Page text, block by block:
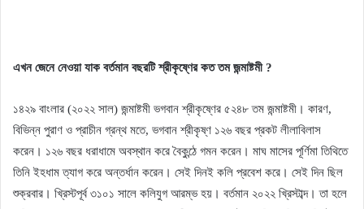
এখন জেনে নেওয়া যাক বর্তমান বছরটি শ্রীকৃষ্ণের কত তম জন্মাষ্টমী ?
১৪২৯ বাংলার (২০২২ সাল) জন্মাষ্টমী ভগবান শ্রীকৃষ্ণের ৫২৪৮ তম জন্মাষ্টমী। কারণ,
বিভিন্ন পুরাণ ও প্রাচীন গ্রন্থ মতে, ভগবান শ্রীকৃষ্ণ ১২৬ বছর প্রকট লীলাবিলাস
করেন। ১২৬ বছর ধরাধামে অবস্থান করে বৈকুন্ঠে গমন করেন। মাঘ মাসের পূর্ণিমা তিথিতে
তিনি ইহধাম ত্যাগ করে অন্তর্ধান করেন। সেই দিনই কলি প্রবেশ করে। সেই দিন ছিল
শুক্রবার। খ্রিস্টপূর্ব ৩১০১ সালে কলিযুগ আরম্ভ হয়। বর্তমান ২০২২ খ্রিস্টাব্দ। তা হলে